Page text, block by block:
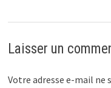
Laisser un
Votre adresse e-mail ne